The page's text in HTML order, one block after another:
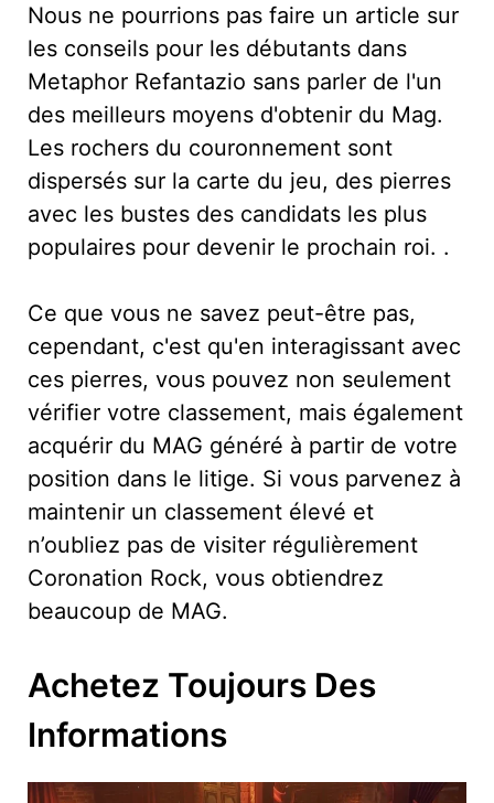
Nous ne pourrions pas faire un article sur
les conseils pour les débutants dans
Metaphor Refantazio sans parler de l'un
des meilleurs moyens d'obtenir du Mag.
Les rochers du couronnement sont
dispersés sur la carte du jeu, des pierres
avec les bustes des candidats les plus
populaires pour devenir le prochain roi. .
Ce que vous ne savez peut-être pas,
cependant, c'est qu'en interagissant avec
ces pierres, vous pouvez non seulement
vérifier votre classement, mais également
acquérir du MAG généré à partir de votre
position dans le litige. Si vous parvenez à
maintenir un classement élevé et
n’oubliez pas de visiter régulièrement
Coronation Rock, vous obtiendrez
beaucoup de MAG.
Achetez Toujours Des
Informations